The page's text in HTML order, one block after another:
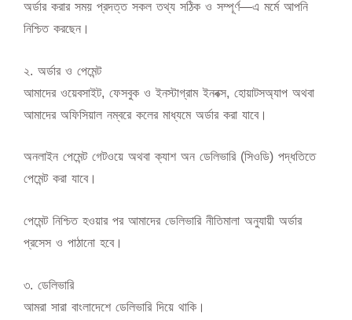
অর্ডার করার সময় প্রদত্ত সকল তথ্য সঠিক ও সম্পূর্ণ—এ মর্মে আপনি
নিশ্চিত করছেন।
২️. অর্ডার ও পেমেন্ট
আমাদের ওয়েবসাইট, ফেসবুক ও ইনস্টাগ্রাম ইনবক্স, হোয়াটসঅ্যাপ অথবা
আমাদের অফিসিয়াল নম্বরে কলের মাধ্যমে অর্ডার করা যাবে।
অনলাইন পেমেন্ট গেটওয়ে অথবা ক্যাশ অন ডেলিভারি (সিওডি) পদ্ধতিতে
পেমেন্ট করা যাবে।
পেমেন্ট নিশ্চিত হওয়ার পর আমাদের ডেলিভারি নীতিমালা অনুযায়ী অর্ডার
প্রসেস ও পাঠানো হবে।
৩️. ডেলিভারি
আমরা সারা বাংলাদেশে ডেলিভারি দিয়ে থাকি।